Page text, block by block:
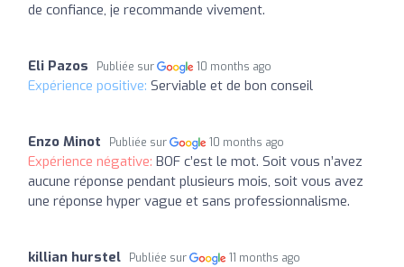
de confiance, je recommande vivement.
Eli Pazos Publiée sur 10 months ago
Expérience positive: Serviable et de bon conseil
Enzo Minot Publiée sur 10 months ago
Expérience négative: BOF c’est le mot. Soit vous n’avez
aucune réponse pendant plusieurs mois, soit vous avez
une réponse hyper vague et sans professionnalisme.
killian hurstel Publiée sur 11 months ago